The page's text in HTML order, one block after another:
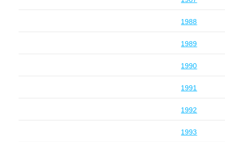
1988
1989
1990
1991
1992
1993